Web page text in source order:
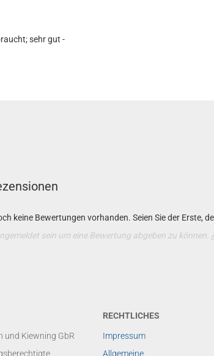
sehr gut -
keine Bewertungen vorhanden. Seien Sie der Erste,
sein um eine Bewertung abgeben zu können.
und Kiewning GbR
RECHTLICHES
Impressum
Allgemeine